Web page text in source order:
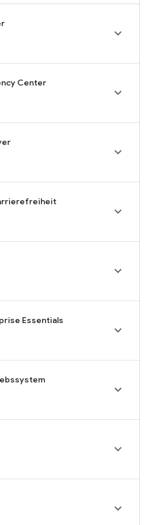

Center




Essentials



